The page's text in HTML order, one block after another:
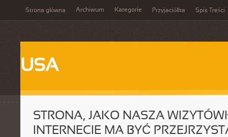
Strona główna Archiwum Kategorie Przyjaciółka Spis Treści
USA
STRONA, JAKO NASZA
INTERNECIE MA BYĆ